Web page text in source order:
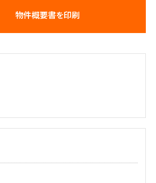
物件概要書を印刷